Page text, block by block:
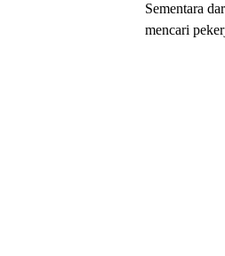
Sementara
mencari